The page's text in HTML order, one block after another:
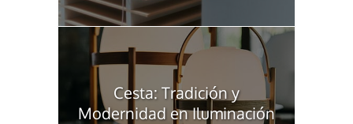
Cesta: Tradición y
Modernidad en Iluminación